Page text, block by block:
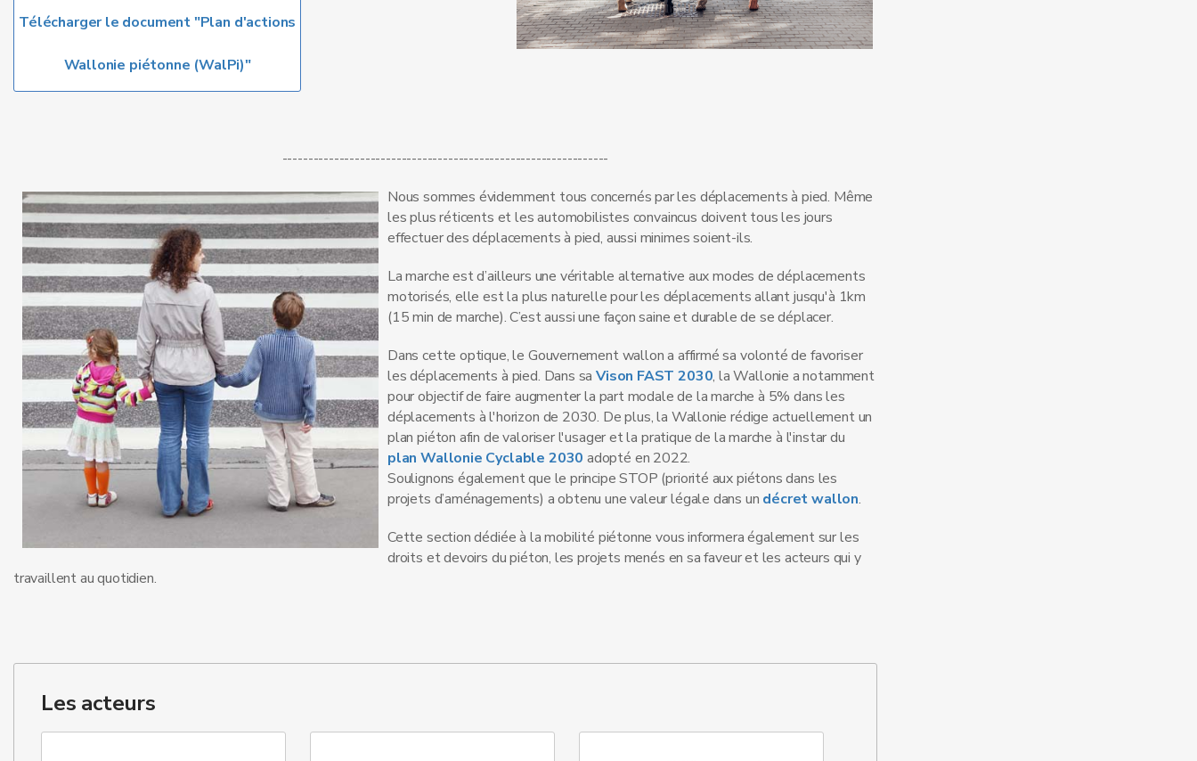
Télécharger le document "Plan d'actions
Wallonie piétonne (WalPi)"
---------------------------------------------------------------
Nous sommes évidemment tous concernés par les déplacements à pied. Même
les plus réticents et les automobilistes convaincus doivent tous les jours
effectuer des déplacements à pied, aussi minimes soient-ils.
La marche est d’ailleurs une véritable alternative aux modes de déplacements
motorisés, elle est la plus naturelle pour les déplacements allant jusqu'à 1km
(15 min de marche). C’est aussi une façon saine et durable de se déplacer.
Dans cette optique, le Gouvernement wallon a affirmé sa volonté de favoriser
les déplacements à pied. Dans saVison FAST 2030, la Wallonie a notamment
pour objectif de faire augmenter la part modale de la marche à 5% dans les
déplacements à l'horizon de 2030. De plus, la Wallonie rédige actuellement un
plan piéton afin de valoriser l'usager et la pratique de la marche à l'instar du
plan Wallonie Cyclable 2030 adopté en 2022.
Soulignons également que le principe STOP (priorité aux piétons dans les
projets d’aménagements) a obtenu une valeur légale dans un décret wallon.
Cette section dédiée à la mobilité piétonne vous informera également sur les
droits et devoirs du piéton, les projets menés en sa faveur et les acteurs qui y
travaillent au quotidien.
Les acteurs